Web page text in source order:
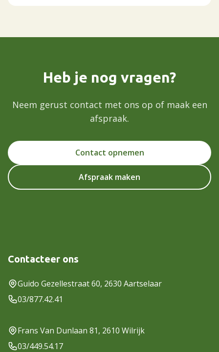
Heb je nog vragen?
Neem gerust contact met ons op of maak een
afspraak.
Contact opnemen
Afspraak maken
Contacteer ons
Guido Gezellestraat 60, 2630 Aartselaar
03/877.42.41
Frans Van Dunlaan 81, 2610 Wilrijk
03/449.54.17